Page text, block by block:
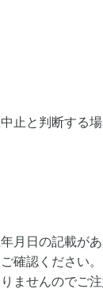
止と判断する場
月日の記載が
確認ください。
ませんのでご注